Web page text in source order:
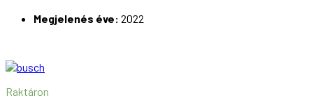
Megjelenés éve: 2022
Raktáron